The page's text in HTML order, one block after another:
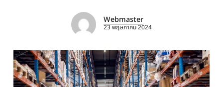
Webmaster
23 พฤษภาคม 2024